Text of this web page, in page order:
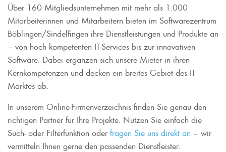
Über 160 Mitgliedsunternehmen mit mehr als 1.000
Mitarbeiterinnen und Mitarbeitern bieten im Softwarezentrum
Böblingen/Sindelfingen ihre Dienstleistungen und Produkte an
– von hoch kompetenten IT-Services bis zur innovativen
Software. Dabei ergänzen sich unsere Mieter in ihren
Kernkompetenzen und decken ein breites Gebiet des IT-
Marktes ab.
In unserem Online-Firmenverzeichnis finden Sie genau den
richtigen Partner für Ihre Projekte. Nutzen Sie einfach die
Such- oder Filterfunktion oder fragen Sie uns direkt an – wir
vermitteln Ihnen gerne den passenden Dienstleister.